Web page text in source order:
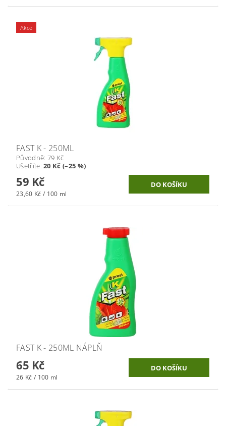
Akce
FAST K - 250ML
Původně: 79 Kč
Ušetříte:20 Kč (–25 %)
59 Kč
23,60 Kč / 100 ml
FAST K - 250ML NÁPLŇ
65 Kč
26 Kč / 100 ml